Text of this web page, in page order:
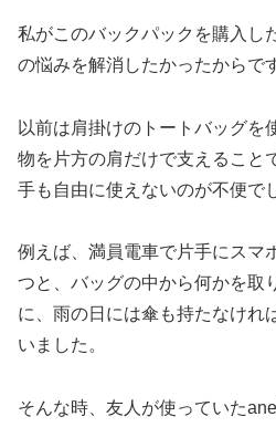
私がこのバックパックを購入し
の悩みを解消したかったからで
以前は肩掛けのトートバッグを
物を片方の肩だけで支えること
手も自由に使えないのが不便で
例えば、満員電車で片手にスマ
つと、バッグの中から何かを取
に、雨の日には傘も持たなけれ
いました。
そんな時、友人が使っていた